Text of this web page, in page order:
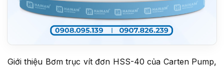
Giới thiệu Bơm trục vít đơn HSS-40 của Carten Pump,